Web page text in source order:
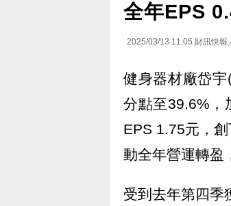
全年EPS
2025/03/13 11:05 財訊快報
健身器材廠岱
分點至39.6%，
EPS 1.75元，
動全年營運轉盈
受到去年第四季